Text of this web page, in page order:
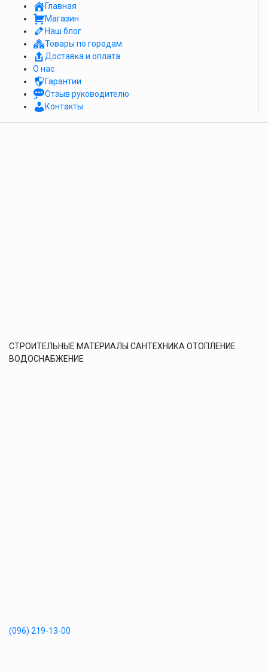
Главная
Магазин
Наш блог
Товары по городам
Доставка и оплата
О нас
Гарантии
Отзыв руководителю
Контакты
СТРОИТЕЛЬНЫЕ МАТЕРИАЛЫ САНТЕХНИКА ОТОПЛЕНИЕ
ВОДОСНАБЖЕНИЕ
(096) 219-13-00